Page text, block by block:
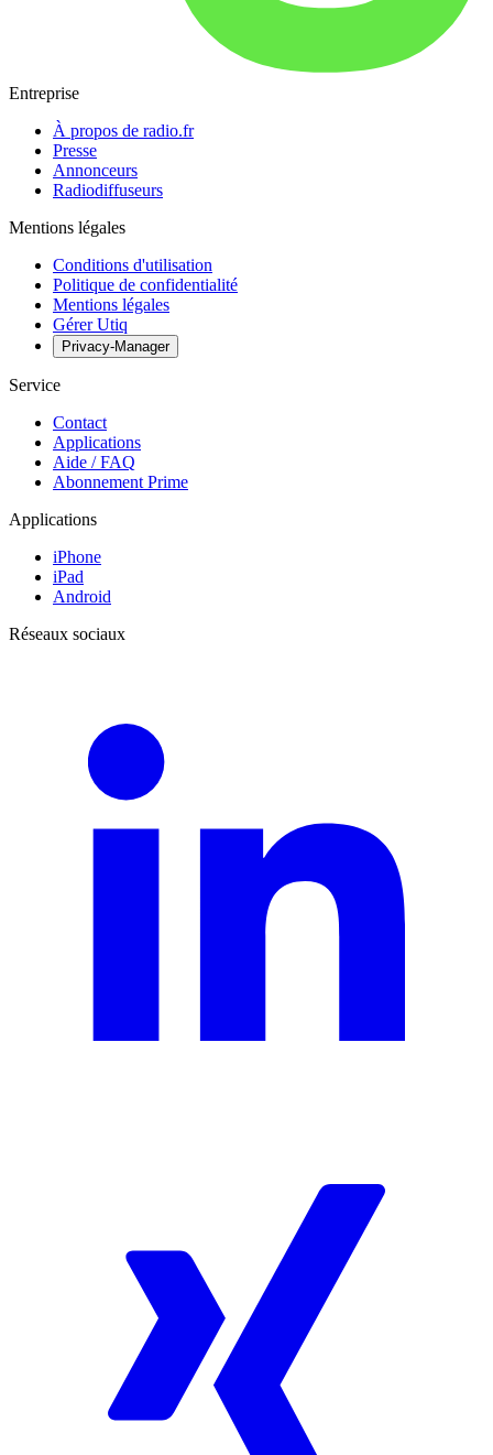
Entreprise
À propos de radio.fr
Presse
Annonceurs
Radiodiffuseurs
Mentions légales
Conditions d'utilisation
Politique de confidentialité
Mentions légales
Gérer Utiq
Privacy-Manager
Service
Contact
Applications
Aide / FAQ
Abonnement Prime
Applications
iPhone
iPad
Android
Réseaux sociaux